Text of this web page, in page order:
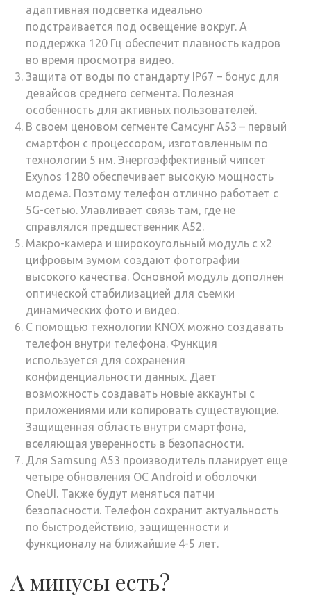
адаптивная подсветка идеально
подстраивается под освещение вокруг. А
поддержка 120 Гц обеспечит плавность кадров
во время просмотра видео.
Защита от воды по стандарту IP67 – бонус для
девайсов среднего сегмента. Полезная
особенность для активных пользователей.
В своем ценовом сегменте Самсунг А53 – первый
смартфон с процессором, изготовленным по
технологии 5 нм. Энергоэффективный чипсет
Exynos 1280 обеспечивает высокую мощность
модема. Поэтому телефон отлично работает с
5G-сетью. Улавливает связь там, где не
справлялся предшественник А52.
Макро-камера и широкоугольный модуль с х2
цифровым зумом создают фотографии
высокого качества. Основной модуль дополнен
оптической стабилизацией для съемки
динамических фото и видео.
С помощью технологии KNOX можно создавать
телефон внутри телефона. Функция
используется для сохранения
конфиденциальности данных. Дает
возможность создавать новые аккаунты с
приложениями или копировать существующие.
Защищенная область внутри смартфона,
вселяющая уверенность в безопасности.
Для Samsung A53 производитель планирует еще
четыре обновления ОС Android и оболочки
OneUI. Также будут меняться патчи
безопасности. Телефон сохранит актуальность
по быстродействию, защищенности и
функционалу на ближайшие 4-5 лет.
А минусы есть?